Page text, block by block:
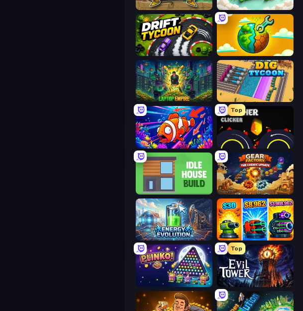
Mr. Mine My Sugar Factory 3
Drift Tycoon Land Explorers: Merge & Build
Laptop Empire Dig Tycoon
Fish Catch Idle
Top
Crusher Clicker
Idle House Build Gear Factory
Energy Evolution Pumpkin Defense: Merge Cannon
PLINKO!
Top
Evil Tower